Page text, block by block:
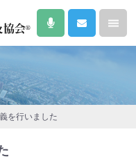
を行いました